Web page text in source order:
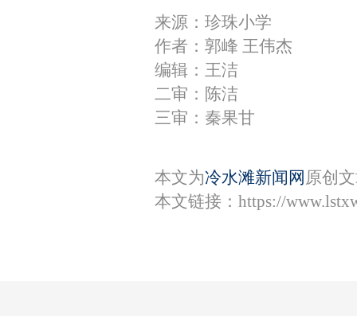
来源：珍珠小学
作者：郭峰 王伟杰
编辑：王洁
二审：陈洁
三审：秦果甘
本文为冷水滩新闻网 原创
本文链接： https://